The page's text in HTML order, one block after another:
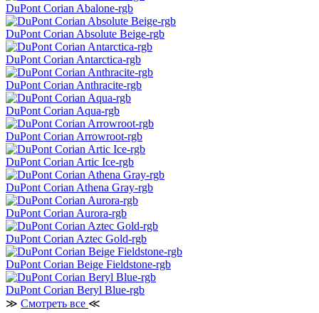
DuPont Corian Abalone-rgb
DuPont Corian Absolute Beige-rgb
DuPont Corian Antarctica-rgb
DuPont Corian Anthracite-rgb
DuPont Corian Aqua-rgb
DuPont Corian Arrowroot-rgb
DuPont Corian Artic Ice-rgb
DuPont Corian Athena Gray-rgb
DuPont Corian Aurora-rgb
DuPont Corian Aztec Gold-rgb
DuPont Corian Beige Fieldstone-rgb
DuPont Corian Beryl Blue-rgb
≫ Смотреть все ≪